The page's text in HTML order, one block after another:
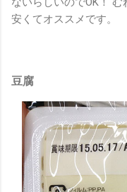
安くてオススメです。
豆腐